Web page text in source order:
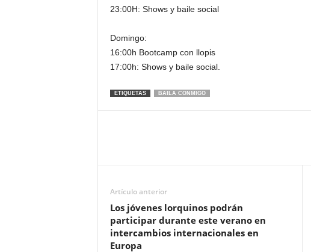
23:00H: Shows y baile social
Domingo:
16:00h Bootcamp con llopis
17:00h: Shows y baile social.
ETIQUETAS BAILA CONMIGO
Artículo anterior
Los jóvenes lorquinos podrán
participar durante este verano en
intercambios internacionales en
Europa